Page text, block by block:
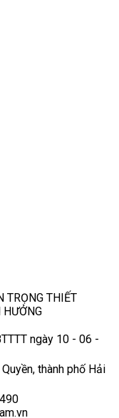
TRỌNG THIẾT
ngày 10 - 06 -
thành phố Hải